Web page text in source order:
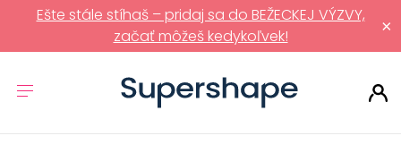
×
Ešte stále stíhaš – pridaj sa do BEŽECKEJ VÝZVY,
začať môžeš kedykoľvek!